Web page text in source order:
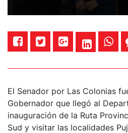
El Senador por Las Colonias
Gobernador que llegó al
inauguración de la Ruta
Sud y visitar las localidades